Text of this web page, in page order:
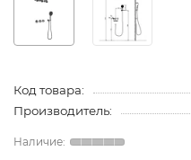
Код товара:
Производитель: